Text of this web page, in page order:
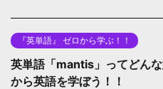
『英単語』 ゼロから学ぶ！！
英単語「mantis」ってどん
から英語を学ぼう！！